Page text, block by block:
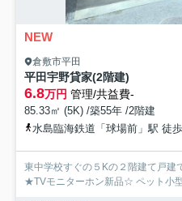
NEW
倉敷市平田
平田宇野貸家(2階建)
6.8万円 管理/共益費-
85.33㎡ (5K) /築55年 /2階建
水島臨海鉄道「球場前」駅 徒
東中学校すぐの５Kの２階建て戸
★TVモニターホン新品☆ ペット小